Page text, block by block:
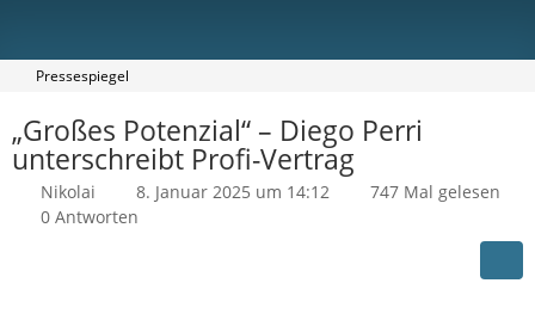
Pressespiegel
„Großes Potenzial“ – Diego Perri
unterschreibt Profi-Vertrag
Nikolai 8. Januar 2025 um 14:12
747 Mal gelesen
0 Antworten